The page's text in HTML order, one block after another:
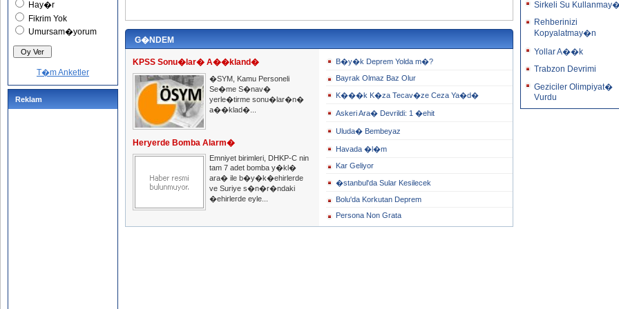
Hay�r
Fikrim Yok
Umursam�yorum
T�m Anketler
Reklam
G�NDEM
KPSS Sonu�lar� A��kland�
�SYM, Kamu Personeli
Se�me S�nav�
yerle�tirme sonu�lar�n�
a��klad�...
Heryerde Bomba Alarm�
Emniyet birimleri, DHKP-C nin
tam 7 adet bomba y�kl�
ara� ile b�y�k�ehirlerde
ve Suriye s�n�r�ndaki
�ehirlerde eyle...
B�y�k Deprem Yolda m�?
Bayrak Olmaz Baz Olur
K���k K�za Tecav�ze Ceza Ya�d�
Askeri Ara� Devrildi: 1 �ehit
Uluda� Bembeyaz
Havada �l�m
Kar Geliyor
�stanbul'da Sular Kesilecek
Bolu'da Korkutan Deprem
Persona Non Grata
Sirkeli Su
Rehberinizi
Kopyalatmay�n
Yollar A��k
Trabzon Devrimi
Geziciler Olimpiyat�
Vurdu